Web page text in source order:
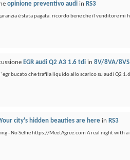
opinione preventivo audi in RS3
è stata pagata. ricordo bene che il venditore
EGR audi Q2 A3 1.6 tdi in 8V/8VA/
bucato che trafila liquido allo scarico su audi Q2
Your city's hidden beauties are here in RS3
- No Selfie https://MeetAgree.com A real night with a